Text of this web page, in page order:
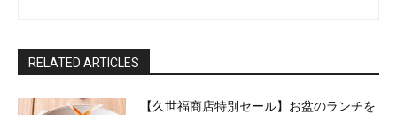
RELATED ARTICLES
【久世福商店特別セール】お盆のランチを